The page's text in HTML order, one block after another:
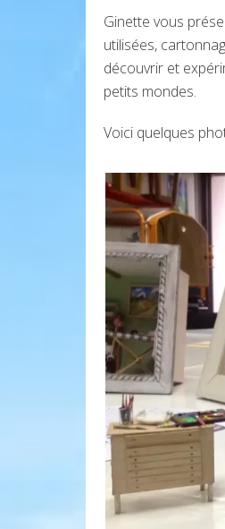
Ginette vous
utilisées,
découvrir et
petits mondes.
Voici quelques